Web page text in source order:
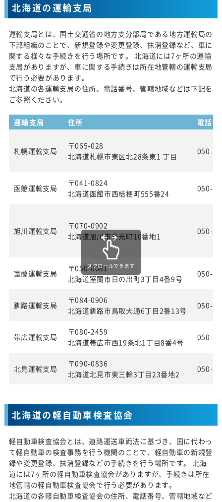
北海道の運輸支局
運輸支局とは、国土交通省の地方支分部局である地方運輸局の
下部組織のことで、新規登録や変更登録、抹消登録など、車に
関する様々な手続きを行う場所です。 北海道には7ヶ所の運輸
支局がありますが、車に関する手続きは所在地管轄の運輸支局
で行う必要があります。
北海道の各運輸支局の住所、電話番号、管轄地域などは下記を
ご参照ください。
運輸支局 住所 電話
札幌運輸支局
〒065-028
北海道札幌市東区北28条東1 丁目
050-
函館運輸支局
〒041-0824
北海道函館市西桔梗町555番24
050-
旭川運輸支局
〒070-0902
北海道旭川市春光町10番地1
050-
室蘭運輸支局
〒050-0081
北海道室蘭市日の出町3丁目4番9号
050-
釧路運輸支局
〒084-0906
北海道釧路市鳥取大通6丁目2番13号
050-
帯広運輸支局
〒080-2459
北海道帯広市西19条北1丁目8番4号
050-
北見運輸支局
〒090-0836
北海道北見市東三輪3丁目23番地2
050-
スクロールできます
北海道の軽自動車検査協会
軽自動車検査協会とは、道路運送車両法に基づき、国に代わっ
て軽自動車の検査事務を行う機関のことで、軽自動車の新規登
録や変更登録、抹消登録などの手続きを行う場所です。 北海
道には7ヶ所の軽自動車検査協会がありますが、手続きは所在
地管轄の軽自動車検査協会で行う必要があります。
北海道の各軽自動車検査協会の住所、電話番号、管轄地域など